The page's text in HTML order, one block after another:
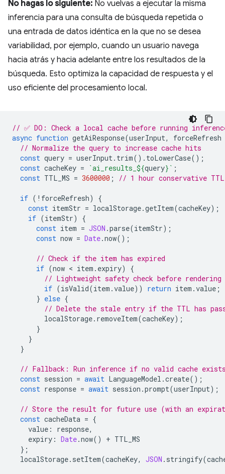
No hagas lo siguiente: No vuelvas a ejecutar la misma
inferencia para una consulta de búsqueda repetida o
una entrada de datos idéntica en la que no se desea
variabilidad, por ejemplo, cuando un usuario navega
hacia atrás y hacia adelante entre los resultados de la
búsqueda. Esto optimiza la capacidad de respuesta y el
uso eficiente del procesamiento local.
// ✅ DO: Check a local cache before running
async function getAiResponse(userInput,
forceRefresh
// Normalize the query to increase cache hits
const query = userInput. trim(). toLowerCase();
const cacheKey = `ai_results_ ${query} ` ;
const TTL_MS = 3600000 ; // 1 hour conservative TTL
if ( ! forceRefresh)
{
const itemStr = localStorage.getItem(cacheKey);
if (itemStr)
{
const item = JSON .parse(itemStr);
const now = Date.now();
// Check if the item has expired
if (now < item . expiry)
{
// Lightweight safety check before rendering
if (isValid(item .value)) return item .value ;
} else {
// Delete the stale entry if the TTL has
localStorage. removeItem(cacheKey);
}
}
}
// Fallback: Run inference if no valid cache
const session = await LanguageModel .create();
const response = await session .prompt(userInput);
// Store the result for future use (with an
const cacheData = {
value : response,
expiry : Date.now() + TTL_MS
};
localStorage. setItem(cacheKey, JSON . stringify(